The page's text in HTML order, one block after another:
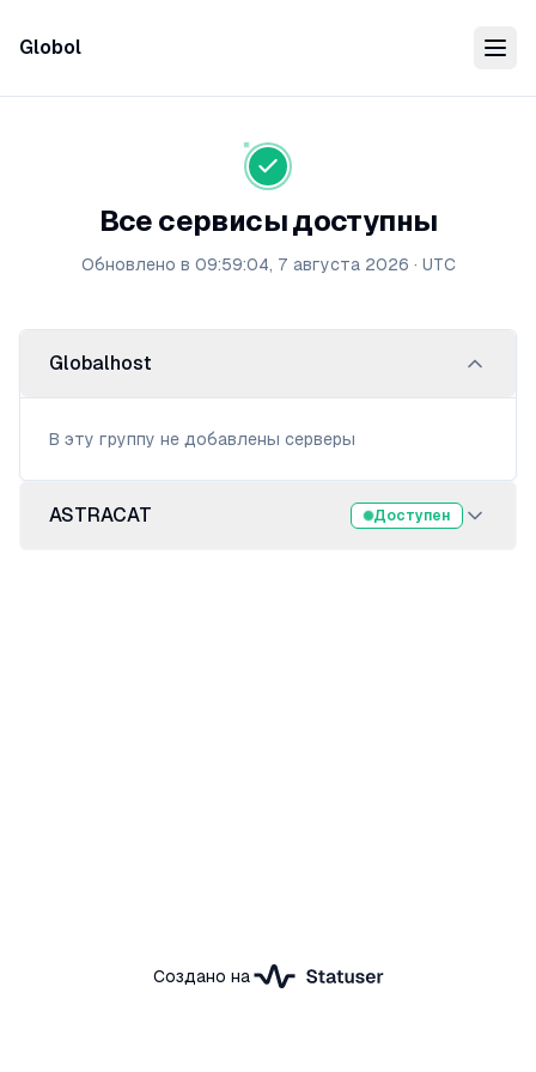
Globol
Все сервисы доступны
Обновлено в 09:59:04, 7 августа 2026 · UTC
Globalhost
В эту группу не добавлены серверы
ASTRACAT Доступен
Создано на